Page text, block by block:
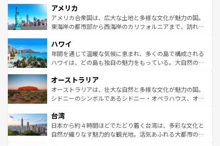
ンツ一覧を参照してほしい。
の建物がそのまま残る町や、スイスならではのユニークな
博物館もあり、アルプス観光だけでなく町歩きも満喫する
ことができる。国民の所得が高いため物価も高いが、旅行
ば市内交通費無料で観光を楽しむこともできる。 なお、新
着のスイス情報はコンテンツ一覧 を参照してほしい。
アメリカ
アメリカ合衆国は、広大な土地と多様な文化が魅力の国。
東海岸の都市部から西海岸のカリフォルニアまで、訪れる
のような巨大都市は、観光、ショッピング、エンターテイ
ンメントが詰まった刺激的なスポットだ。一方、アメリカ
西部には大自然が広がり、グランドキャニオンやイエロー
部のニューオーリンズでは、音楽と美食が融合した独特の
文化が魅力。旅行者はアメリカの各地域で異なる魅力を楽
しみながら、その多様性と豊かな歴史を感じることができ
ならではの贅沢な旅のスタイルだ。 なお、新着のアメリカ
情報はコンテンツ一覧を参照してほしい。
ハワイ
年間を通じて温暖な気候に恵まれ、多くの島で構成される
ハワイは、どの島も独自の魅力をもっている。大自然の神
ワイ島は見逃せない。また、定番の観光地といえばオアフ
島だが、静かな自然を求めるならマウイ島やカウアイ島が
おすすめ。エメラルドグリーンに輝く海をはじめ、豊かな
れるおもてなしの心で訪れる人々を迎えてくれるハワイの
人々、おいしいローカルフードやハワイアンミュージッ
ク、伝統的なフラダンスなど、すべてがハワイの魅力を彩
オーストラリア
オーストラリアは、壮大な自然と多様な文化が魅力の国。
シドニーのシンボルであるシドニー・オペラハウス、オー
リアリーフや大陸中央部にそびえるウルル（エアーズロッ
ク）、タスマニアの美しい原生林やケアンズの熱帯雨林な
ど、見どころがたくさん。また、カフェやワイン、オージ
台湾
日本から約４時間ほどでたどり着く台湾は、多彩な文化と
自然が織りなす魅力的な観光地。活気あふれる大都市の台